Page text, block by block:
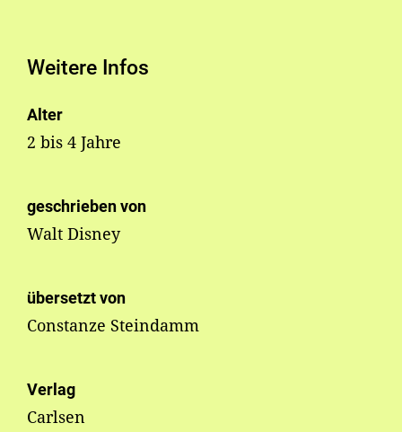
Weitere Infos
Alter
2 bis 4 Jahre
geschrieben von
Walt Disney
übersetzt von
Constanze Steindamm
Verlag
Carlsen